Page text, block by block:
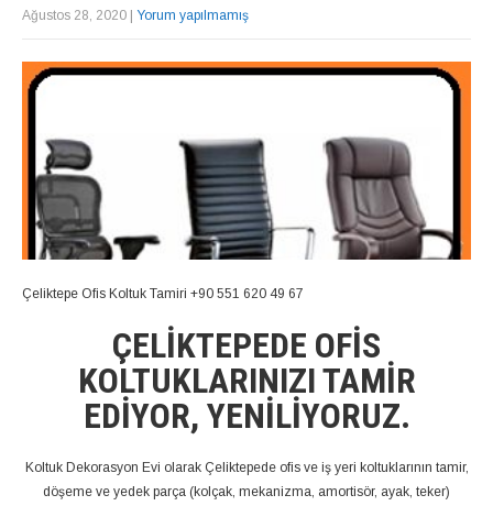
Ağustos 28, 2020 | Yorum yapılmamış
Çeliktepe Ofis Koltuk Tamiri +90 551 620 49 67
ÇELIKTEPEDE OFIS
KOLTUKLARINIZI TAMIR
EDIYOR, YENILIYORUZ.
Koltuk Dekorasyon Evi olarak Çeliktepede ofis ve iş yeri koltuklarının tamir,
döşeme ve yedek parça (kolçak, mekanizma, amortisör, ayak, teker)